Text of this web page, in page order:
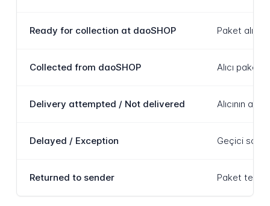
Ready for collection at daoSHOP Paket
Collected from daoSHOP Alıcı paket
Delivery attempted / Not delivered Alıcının
Delayed / Exception Geçici
Returned to sender Paket